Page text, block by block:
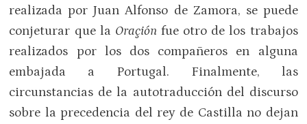
realizada por Juan Alfonso de Zamora, se puede
conjeturar que la Oraçión fue otro de los trabajos
realizados por los dos compañeros en alguna
embajada a Portugal. Finalmente, las
circunstancias de la autotraducción del discurso
sobre la precedencia del rey de Castilla no dejan